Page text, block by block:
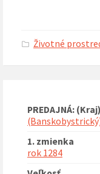
Životné
PREDAJNÁ:
1. zmienka
rok 1284